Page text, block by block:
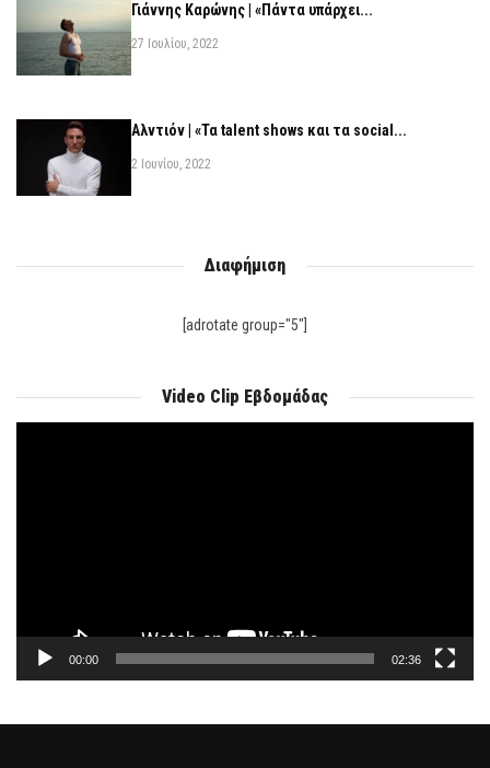
Γιάννης Καρώνης | «Πάντα υπάρχει...
27 Ιουλίου, 2022
Αλντιόν | «Τα talent shows και τα social...
2 Ιουνίου, 2022
Διαφήμιση
[adrotate group="5"]
Video Clip Εβδομάδας
00:00 02:36